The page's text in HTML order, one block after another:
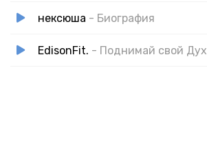
нексюша - Биография
EdisonFit. - Поднимай свой Дух